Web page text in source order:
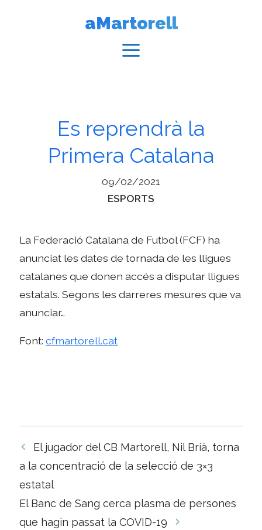
aMartorell
Es reprendrà la
Primera Catalana
09/02/2021
Categories
ESPORTS
La Federació Catalana de Futbol (FCF) ha
anunciat les dates de tornada de les lligues
catalanes que donen accés a disputar lligues
estatals. Segons les darreres mesures que va
anunciar…
Font:cfmartorell.cat
Navegació
per
El jugador del CB Martorell, Nil Brià, torna
a la concentració de la selecció de 3×3
estatal
El Banc de Sang cerca plasma de persones
que hagin passat la COVID-19